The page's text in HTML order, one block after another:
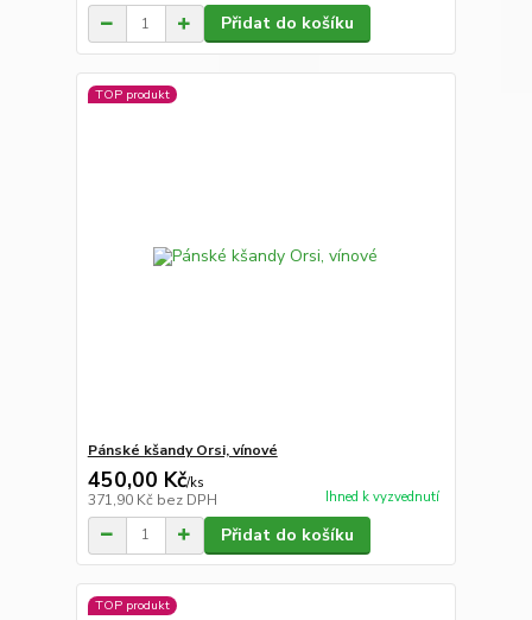
Přidat do košíku
TOP produkt
Pánské kšandy Orsi, vínové
450,00 Kč/ks
371,90 Kč bez DPH Ihned k vyzvednutí
Přidat do košíku
TOP produkt